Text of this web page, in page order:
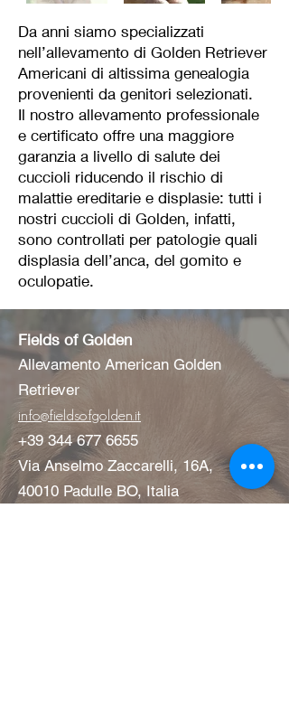
Da anni siamo specializzati
nell’allevamento di Golden Retriever
Americani di altissima genealogia
provenienti da genitori selezionati.
Il nostro allevamento professionale
e certificato offre una maggiore
garanzia a livello di salute dei
cuccioli riducendo il rischio di
malattie ereditarie e displasie: tutti i
nostri cuccioli di Golden, infatti,
sono controllati per patologie quali
displasia dell’anca, del gomito e
oculopatie.
Fields of Golden
Allevamento American Golden
Retriever
info@fieldsofgolden.it
+39 344 677 6655
Via Anselmo Zaccarelli, 16A,
40010 Padulle BO, Italia